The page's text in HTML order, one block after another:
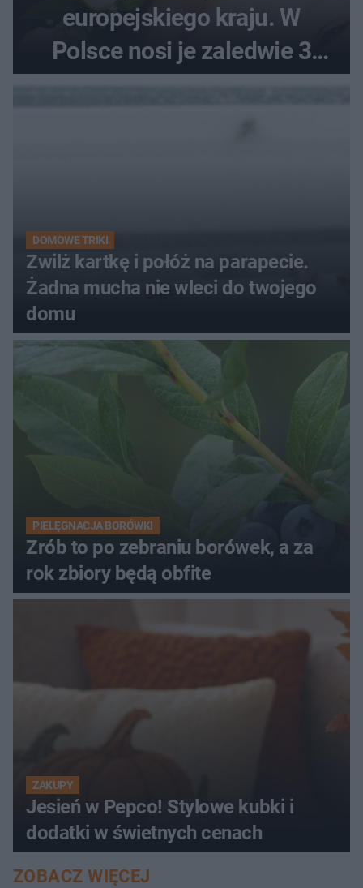
europejskiego kraju. W
Polsce nosi je zaledwie 3
DOMOWE TRIKI
Zwilż kartkę i połóż na parapecie.
Żadna mucha nie wleci do twojego
domu
PIELĘGNACJA BORÓWKI
Zrób to po zebraniu borówek, a za
rok zbiory będą obfite
ZAKUPY
Jesień w Pepco! Stylowe kubki i
dodatki w świetnych cenach
ZOBACZ WIĘCEJ